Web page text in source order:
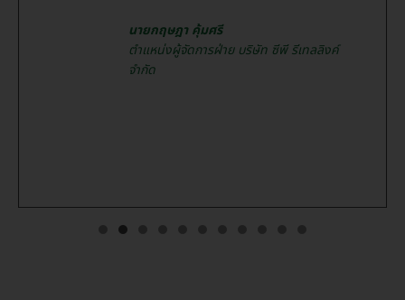
นายกฤษฎา คุ้มศรี
ตำแหน่งผู้จัดการฝ่าย บริษัท ซีพี รีเทลลิงค์
จำกัด